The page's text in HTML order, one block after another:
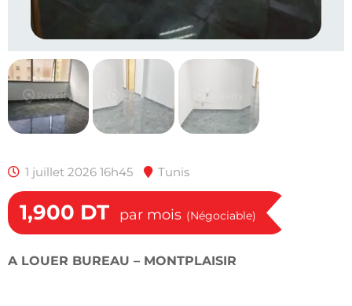
1 juillet 2026 16h45 Tunis
1,900 DT par mois (Négociable)
A LOUER BUREAU – MONTPLAISIR